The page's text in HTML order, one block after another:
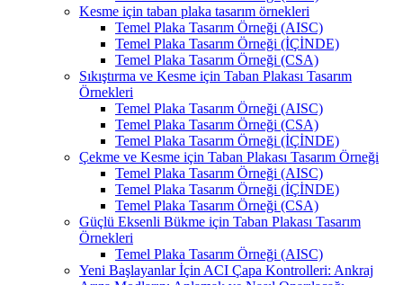
Kesme için taban plaka tasarım örnekleri
Temel Plaka Tasarım Örneği (AISC)
Temel Plaka Tasarım Örneği (İÇİNDE)
Temel Plaka Tasarım Örneği (CSA)
Sıkıştırma ve Kesme için Taban Plakası Tasarım
Örnekleri
Temel Plaka Tasarım Örneği (AISC)
Temel Plaka Tasarım Örneği (CSA)
Temel Plaka Tasarım Örneği (İÇİNDE)
Çekme ve Kesme için Taban Plakası Tasarım Örneği
Temel Plaka Tasarım Örneği (AISC)
Temel Plaka Tasarım Örneği (İÇİNDE)
Temel Plaka Tasarım Örneği (CSA)
Güçlü Eksenli Bükme için Taban Plakası Tasarım
Örnekleri
Temel Plaka Tasarım Örneği (AISC)
Yeni Başlayanlar İçin ACI Çapa Kontrolleri: Ankraj